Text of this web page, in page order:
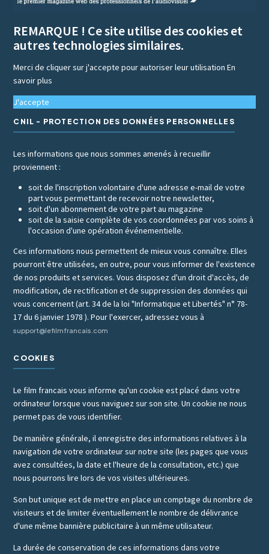
REMARQUE ! Ce site utilise des cookies et
autres technologies similaires.
Merci de cliquer sur j'accepte pour autoriser leur utilisationEn
savoir plus
J'accepte
CNIL - PROTECTION DES DONNÉES PERSONNELLES
Les informations que nous sommes amenés à recueillir
proviennent :
soit de l'inscription volontaire d'une adresse e-mail de votre
part vous permettant de recevoir notre newsletter,
soit d'un abonnement de votre part au magazine
soit de la saisie complète de vos coordonnées par vos soins à
l'occasion d'une opération événementielle.
Ces informations nous permettent de mieux vous connaître. Elles
pourront être utilisées, en outre, pour vous informer de l'existence
de nos produits et services. Vous disposez d'un droit d'accès, de
modification, de rectification et de suppression des données qui
vous concernent (art. 34 de la loi "Informatique et Libertés" n° 78-
17 du 6 janvier 1978 ). Pour l'exercer, adressez vous à
support@lefilmfrancais.com
COOKIES
Le film francais vous informe qu'un cookie est placé dans votre
ordinateur lorsque vous naviguez sur son site. Un cookie ne nous
permet pas de vous identifier.
De manière générale, il enregistre des informations relatives à la
navigation de votre ordinateur sur notre site (les pages que vous
avez consultées, la date et l'heure de la consultation, etc.) que
nous pourrons lire lors de vos visites ultérieures.
Son but unique est de mettre en place un comptage du nombre de
visiteurs et de limiter éventuellement le nombre de délivrance
d'une même bannière publicitaire à un même utilisateur.
La durée de conservation de ces informations dans votre